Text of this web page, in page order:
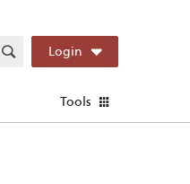
Login
Tools